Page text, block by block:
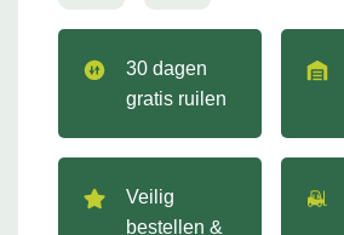
30 dagen
gratis ruilen
Veilig
bestellen &